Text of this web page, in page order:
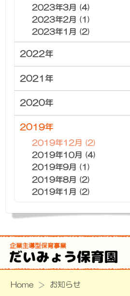
2023年3月 (4)
2023年2月 (1)
2023年1月 (2)
2022年
2021年
2020年
2019年
2019年12月 (2)
2019年10月 (4)
2019年9月 (1)
2019年8月 (2)
2019年1月 (2)
企業主導型保育事業
Home お知らせ